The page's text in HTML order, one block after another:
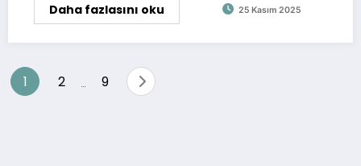
Daha fazlasını oku 25 Kasım 2025
Yazı
1 2 9